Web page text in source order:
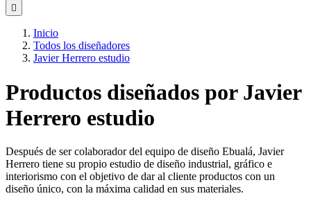

Inicio
Todos los diseñadores
Javier Herrero estudio
Productos diseñados por Javier
Herrero estudio
Después de ser colaborador del equipo de diseño Ebualá, Javier
Herrero tiene su propio estudio de diseño industrial, gráfico e
interiorismo con el objetivo de dar al cliente productos con un
diseño único, con la máxima calidad en sus materiales.